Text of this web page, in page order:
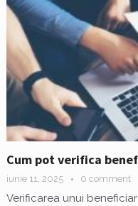
Cum pot verifica
iunie 11, 2025 0 comment
Verificarea unui